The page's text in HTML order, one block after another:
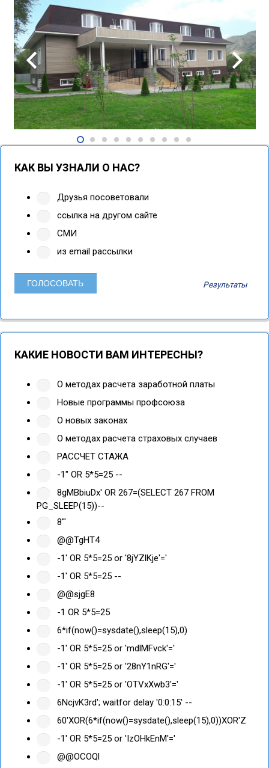
КАК ВЫ УЗНАЛИ О НАС?
Друзья посоветовали
ссылка на другом сайте
СМИ
из email рассылки
Результаты
КАКИЕ НОВОСТИ ВАМ ИНТЕРЕСНЫ?
О методах расчета заработной платы
Новые программы профсоюза
О новых законах
О методах расчета страховых случаев
РАССЧЕТ СТАЖА
-1" OR 5*5=25 --
8gMBbiuDx' OR 267=(SELECT 267 FROM
PG_SLEEP(15))--
8'"
@@TgHT4
-1' OR 5*5=25 or '8jYZlKje'='
-1' OR 5*5=25 --
@@sjgE8
-1 OR 5*5=25
6*if(now()=sysdate(),sleep(15),0)
-1' OR 5*5=25 or 'mdlMFvck'='
-1' OR 5*5=25 or '28nY1nRG'='
-1' OR 5*5=25 or 'OTVxXwb3'='
6NcjvK3rd'; waitfor delay '0:0:15' --
60'XOR(6*if(now()=sysdate(),sleep(15),0))XOR'Z
-1' OR 5*5=25 or 'IzOHkEnM'='
@@OCOQl